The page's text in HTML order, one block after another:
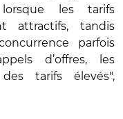
les tarifs
attractifs, tandis
parfois
d’offres, les
tarifs élevés",